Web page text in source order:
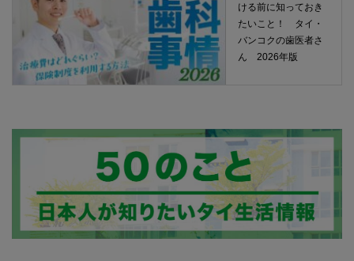
ける前に知っておき
たいこと！ タイ・
バンコクの歯医者さ
ん 2026年版